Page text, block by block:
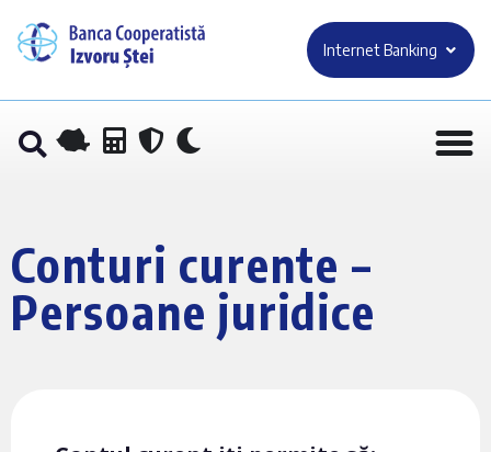
Internet Banking
Conturi curente –
Persoane juridice